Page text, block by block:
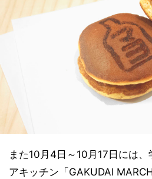
また10月4日～10月17日には
アキッチン「GAKUDAI